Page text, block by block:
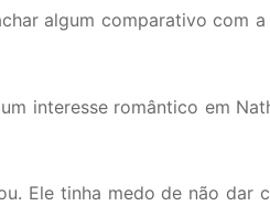
algum comparativo com
interesse romântico em
Ele tinha medo de não dar